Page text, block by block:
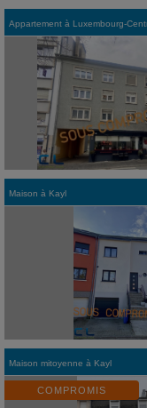
Appartement à Luxembourg-
Maison à Kayl
Maison mitoyenne à Kayl
COMPROMIS